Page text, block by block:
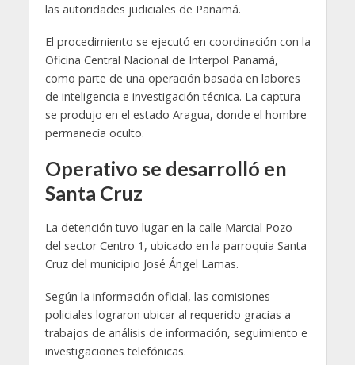
las autoridades judiciales de Panamá.
El procedimiento se ejecutó en coordinación con la
Oficina Central Nacional de Interpol Panamá,
como parte de una operación basada en labores
de inteligencia e investigación técnica. La captura
se produjo en el estado Aragua, donde el hombre
permanecía oculto.
Operativo se desarrolló en
Santa Cruz
La detención tuvo lugar en la calle Marcial Pozo
del sector Centro 1, ubicado en la parroquia Santa
Cruz del municipio José Ángel Lamas.
Según la información oficial, las comisiones
policiales lograron ubicar al requerido gracias a
trabajos de análisis de información, seguimiento e
investigaciones telefónicas.